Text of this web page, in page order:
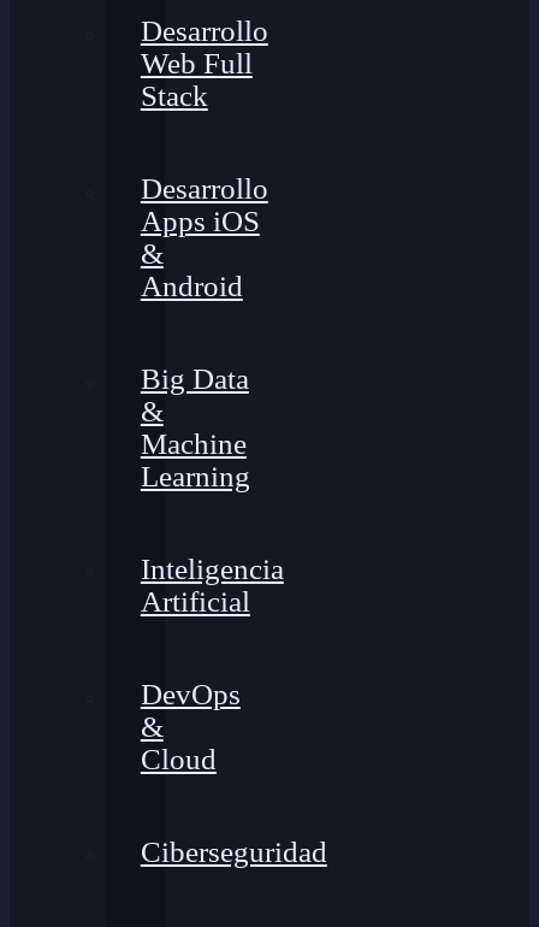
Desarrollo
Web Full
Stack
Desarrollo
Apps iOS
&
Android
Big Data
&
Machine
Learning
Inteligencia
Artificial
DevOps
&
Cloud
Ciberseguridad